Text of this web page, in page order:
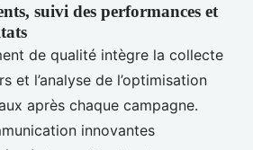
suivi des performances et
de qualité intègre la collecte
et l’analyse de l’optimisation
après chaque campagne.
innovantes